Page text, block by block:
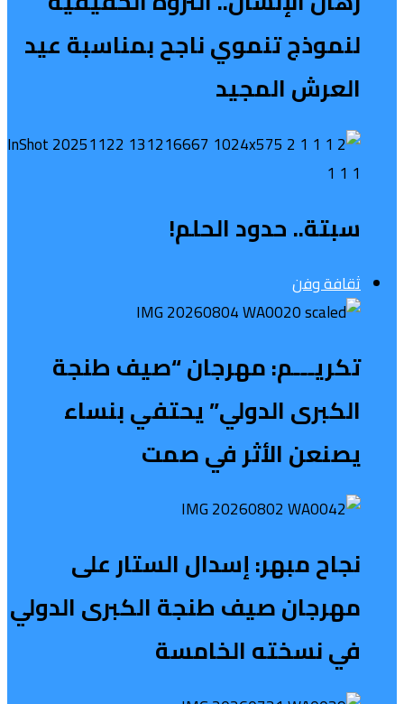
لنموذج تنموي ناجح بمناسبة عيد
العرش المجيد
سبتة.. حدود الحلم!
ثقافة وفن
تكريـــم: مهرجان “صيف طنجة
الكبرى الدولي” يحتفي بنساء
يصنعن الأثر في صمت
نجاح مبهر: إسدال الستار على
مهرجان صيف طنجة الكبرى الدولي
في نسخته الخامسة